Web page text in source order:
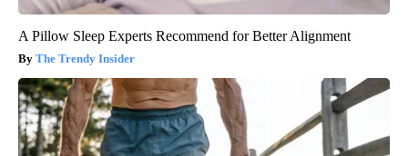
A Pillow Sleep Experts Recommend for Better Alignment
The Trendy Insider